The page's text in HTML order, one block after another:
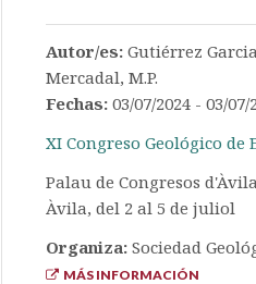
Autor/es: Gutiérrez
Mercadal, M.P.
Fechas: 03/07/2024 - 03/07/
XI Congreso Geológico de
Palau de Congresos d'Àvila
Àvila, del 2 al 5 de juliol
Organiza: Sociedad
MÁS INFORMACIÓN